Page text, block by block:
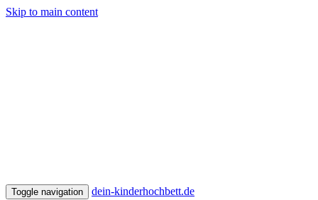
Skip to main content
Toggle navigation dein-kinderhochbett.de